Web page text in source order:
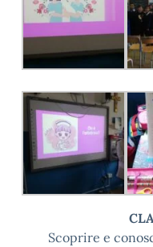
Scoprire e